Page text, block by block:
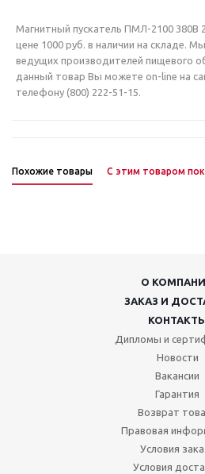
Магнитный пускатель ПМЛ-2100 380В
цене 1000 руб. в наличии на складе.
ведущих производителей пищевого
данный товар Вы можете on-line на
телефону (800) 222-51-15.
Похожие товары С этим товаром
О
ЗАКАЗ И
Дипломы и
Новости
Вакансии
Гарантия
Возврат
Правовая
Условия
Условия